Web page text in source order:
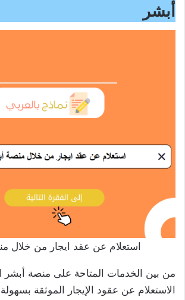
أبشر
استعلام عن عقد ايجار من خلال
من بين الخدمات المتاحة على منصة أبشر
الاستعلام عن عقود الإيجار الموثقة